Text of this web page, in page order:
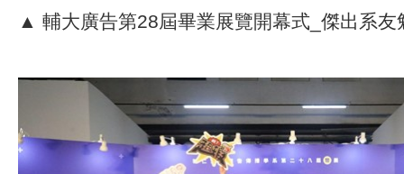
▲ 輔大廣告第28屆畢業展覽開幕式_傑出系友